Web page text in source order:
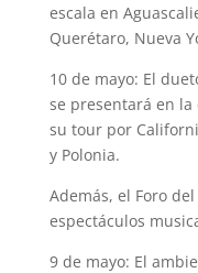
escala en
Querétaro, Nueva
10 de mayo: El
se presentará en
su tour por
y Polonia.
Además, el Foro
espectáculos
9 de mayo: El